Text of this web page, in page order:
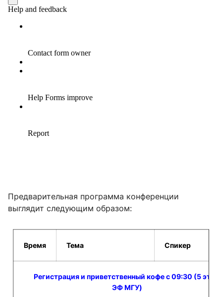
Предварительная программа конференции
выглядит следующим образом:
Время Тема Спикер
Регистрация и приветственный кофе с 09:30 (5 этаж
ЭФМГУ)